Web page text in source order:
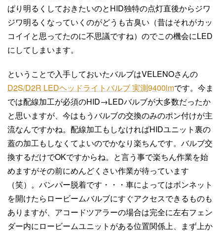
ぱり明るくしておきたいのとHID独特の点灯直後からジワ
ジワ明るくなっていくのがどうも古臭い（昔はそれがカッ
コイイと思ってたのに不思議ですね）のでこの機会にLED
にしてしまいます。
ということで入手しておいたバルブはVELENOさんの
D2S/D2R LEDヘッドライトバルブ 実測9400lmです。今ま
では配線加工が必須のHID→LEDバルブが大多数だったか
と思いますが、今はもうバルブの交換のみのポン付けが主
流なんですかね。配線加工もしなければHIDユニット裏の
蓋の加工もしなくてよいのでかなり楽ちんです。バルブ交
換するだけでOKですからね。と言う事で楽ちん作業を始
めますがその前にめんどくさい作業が待っています
（笑）。バンパー脱着です・・・車によってはボンネット
を開けたらロービームバルブにすぐアクセスできるものも
ありますが、アコードツアラーの場合は完全に左右フェン
ダー内にロービームユニットがある位置関係上、まず上か